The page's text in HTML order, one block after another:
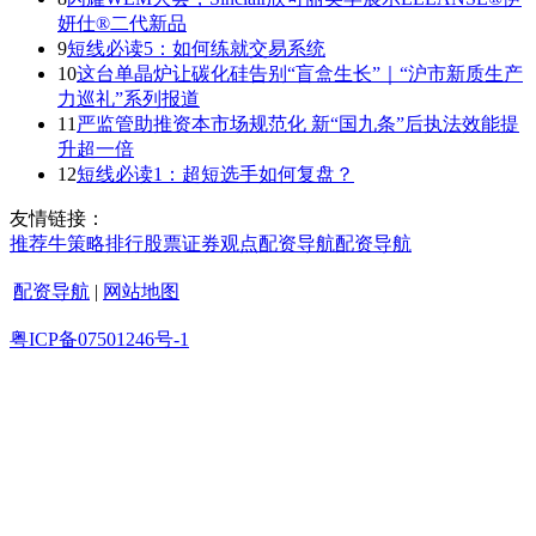
妍仕®二代新品
9短线必读5：如何练就交易系统
10这台单晶炉让碳化硅告别“盲盒生长”｜“沪市新质生产
力巡礼”系列报道
11 严监管助推资本市场规范化 新“国九条”后执法效能提
升超一倍
12短线必读1：超短选手如何复盘？
友情链接：
推荐牛策略排行股票证券观点配资导航配资导航
配资导航 | 网站地图
粤ICP备07501246号-1